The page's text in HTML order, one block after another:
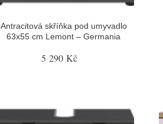
Antracitová skříňka pod umyvadlo
63x55 cm Lemont – Germania
5 290 Kč